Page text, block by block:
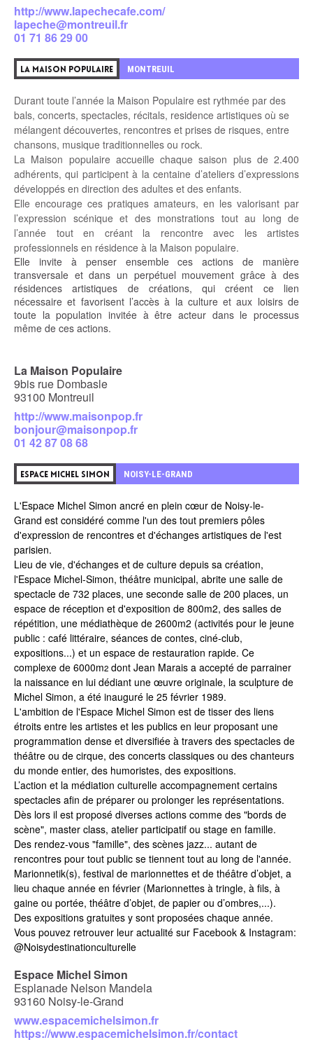
http://www.lapechecafe.com/
lapeche@montreuil.fr
01 71 86 29 00
LA MAISON POPULAIRE MONTREUIL
Durant toute l’année la Maison Populaire est rythmée par des
bals, concerts, spectacles, récitals, residence artistiques où se
mélangent découvertes, rencontres et prises de risques, entre
chansons, musique traditionnelles ou rock.
La Maison populaire accueille chaque saison plus de 2.400
adhérents, qui participent à la centaine d’ateliers d’expressions
développés en direction des adultes et des enfants.
Elle encourage ces pratiques amateurs, en les valorisant par
l’expression scénique et des monstrations tout au long de
l’année tout en créant la rencontre avec les artistes
professionnels en résidence à la Maison populaire.
Elle invite à penser ensemble ces actions de manière
transversale et dans un perpétuel mouvement grâce à des
résidences artistiques de créations, qui créent ce lien
nécessaire et favorisent l’accès à la culture et aux loisirs de
toute la population invitée à être acteur dans le processus
même de ces actions.
La Maison Populaire
9bis rue Dombasle
93100 Montreuil
http://www.maisonpop.fr
bonjour@maisonpop.fr
01 42 87 08 68
ESPACE MICHEL SIMON NOISY-LE-GRAND
L'Espace Michel Simon ancré en plein cœur de Noisy-le-
Grand est considéré comme l'un des tout premiers pôles
d'expression de rencontres et d'échanges artistiques de l'est
parisien.
Lieu de vie, d'échanges et de culture depuis sa création,
l'Espace Michel-Simon, théâtre municipal, abrite une salle de
spectacle de 732 places, une seconde salle de 200 places, un
espace de réception et d'exposition de 800m2, des salles de
répétition, une médiathèque de 2600m2 (activités pour le jeune
public : café littéraire, séances de contes, ciné-club,
expositions...) et un espace de restauration rapide. Ce
complexe de 6000m2 dont Jean Marais a accepté de parrainer
la naissance en lui dédiant une œuvre originale, la sculpture de
Michel Simon, a été inauguré le 25 février 1989.
L'ambition de l'Espace Michel Simon est de tisser des liens
étroits entre les artistes et les publics en leur proposant une
programmation dense et diversifiée à travers des spectacles de
théâtre ou de cirque, des concerts classiques ou des chanteurs
du monde entier, des humoristes, des expositions.
L’action et la médiation culturelle accompagnement certains
spectacles afin de préparer ou prolonger les représentations.
Dès lors il est proposé diverses actions comme des "bords de
scène", master class, atelier participatif ou stage en famille.
Des rendez-vous "famille", des scènes jazz... autant de
rencontres pour tout public se tiennent tout au long de l'année.
Marionnetik(s), festival de marionnettes et de théâtre d’objet, a
lieu chaque année en février (Marionnettes à tringle, à fils, à
gaine ou portée, théâtre d’objet, de papier ou d’ombres,...).
Des expositions gratuites y sont proposées chaque année.
Vous pouvez retrouver leur actualité sur Facebook & Instagram:
@Noisydestinationculturelle
Espace Michel Simon
Esplanade Nelson Mandela
93160 Noisy-le-Grand
www.espacemichelsimon.fr
https://www.espacemichelsimon.fr/contact